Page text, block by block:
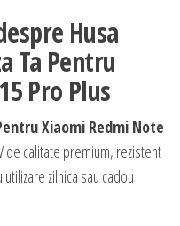
Husa
Ta Pentru
Pro Plus
Xiaomi Redmi Note
de calitate premium, rezistent
zilnica sau cadou